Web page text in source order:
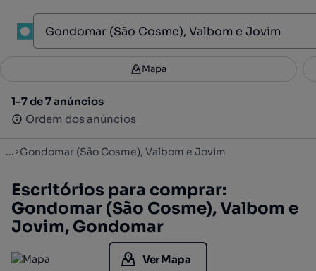
Filtros 3
1-7 de 7 anúncios
Ordem dos anúncios
Mapa
1-7 de 7 anúncios
Ordem dos anúncios
... Gondomar (São Cosme), Valbom e Jovim
Escritórios para comprar:
Gondomar (São Cosme), Valbom e
Jovim, Gondomar
Ver Mapa